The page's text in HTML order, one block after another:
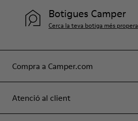
Compra a Camper.com
Atenció al client
Botigues Camper
Cerca la teva botiga més propera